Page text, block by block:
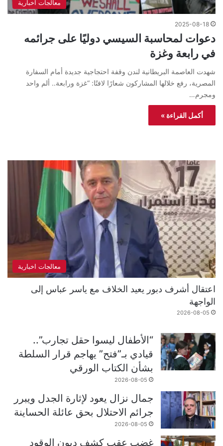
معالجات اخبارية
2025-08-18
دعوات لمحاسبة السيسي دوليًا على جرائمه
في رابعة وغزة
شهدت العاصمة البريطانية لندن وقفة احتجاجية جديدة أمام السفارة
المصرية، رفع خلالها المشاركون شعارًا لافتًا: “غزة ورابعة.. ألم واحد
ومجرم…
أكمل القراءة »
معالجات اخبارية
اعتقال أشرف دبور يعيد الخلاف مع ياسر عباس إلى
الواجهة
2026-08-05
“الأطفال ليسوا حقل تجارب”..
قيادي بـ”فتح” يهاجم قرار السلطة
بشأن الكتاب الورقي
2026-08-05
جمال نزال يعود لإثارة الجدل ويبرر
جرائم الاحتلال بحق عائلة الحساينة
2026-08-05
غضب عقب كشف ديون الوقود